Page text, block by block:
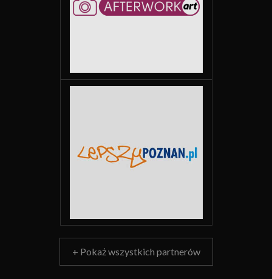
+ Pokaż wszystkich partnerów